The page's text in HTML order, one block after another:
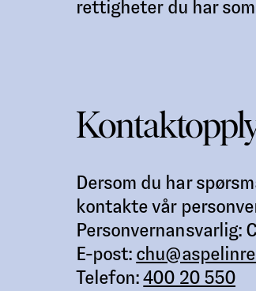
rettigheter du har
Dersom du har
kontakte vår
Personvernansvarlig:
E-post:
Telefon:400 20 550